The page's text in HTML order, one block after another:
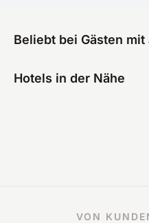
Beliebt bei Gästen
Hotels in der Nähe
VON